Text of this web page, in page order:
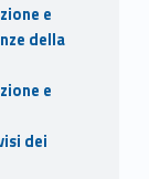
e
della
e
dei